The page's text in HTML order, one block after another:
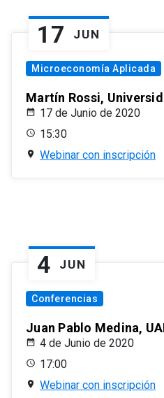
17 JUN
Microeconomía Aplicada
Martín Rossi,
17 de Junio de 2020
15:30
Webinar con inscripción
4 JUN
Conferencias
Juan Pablo Medina,
4 de Junio de 2020
17:00
Webinar con inscripción